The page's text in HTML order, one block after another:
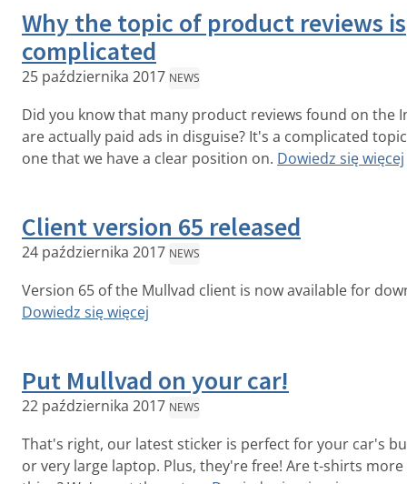
Why the topic of product reviews is
complicated
25 października 2017 NEWS
Did you know that many product reviews found on the
are actually paid ads in disguise? It's a complicated
one that we have a clear position on. Dowiedz się więcej
Client version 65 released
24 października 2017 NEWS
Version 65 of the Mullvad client is now available for
Dowiedz się więcej
Put Mullvad on your car!
22 października 2017 NEWS
That's right, our latest sticker is perfect for your car's
or very large laptop. Plus, they're free! Are t-shirts